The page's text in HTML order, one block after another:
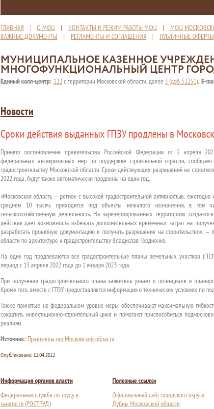
ГЛАВНАЯ | О МФЦ | КОНТАКТЫ И РЕЖИМ РАБОТЫ МФЦ | МФЦ
ВАЖНЫЕ ДОКУМЕНТЫ | РЕГЛАМЕНТЫ И СОГЛАШЕНИЯ | ПУБЛИЧНЫЕ ОФЕРТЫ
МУНИЦИПАЛЬНОЕ КАЗЕННОЕ
МНОГОФУНКЦИОНАЛЬНЫЙ ЦЕНТР
Единый колл-центр: 122с территории Московской области, далее 3 (доб. 52251), E-
Новости
Сроки действия выданных ГПЗУ продлены в
Принято постановление правительства Российской Федерации от 2 апреля
федеральных антикризисных мер по поддержке строительной отрасли,
градостроительству Московской области. Сроки действующих разрешений на
2022 года, будут также автоматически продлены на один год.
«Московская область — регион с высокой градостроительной активностью,
среднем 10 тысяч, приходится под объекты нежилого назначения, в том
сельскохозяйственную деятельность. На зарезервированных территориях
действия дает возможность избежать дополнительных временных затрат на
разработать проектную документацию и получить разрешение на строительство», —
области по архитектуре и градостроительству Владислав Гордиенко.
На один год продлеваются все градостроительные планы земельных участков
период с 13 апреля 2022 года до 1 января 2023 года.
При получении градостроительного плана заявитель узнает о потенциале и
Кроме того, вместе с ГПЗУ предоставляется информация о технических условиях по
Также принятые на федеральном уровне меры обеспечивают максимальную
сократить инвестиционно-строительный цикл и помогают приспособиться
реалиям.
Источник: Правительство Московской области
Опубликовано: 11.04.2022
Информация органов власти
Федеральная служба по труду и
занятости (РОСТРУД)
Полезные ссылки
Официальный сайт городского округа
Дубны Московской области